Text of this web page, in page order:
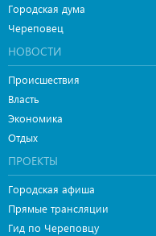
Городская дума
Череповец
НОВОСТИ
Происшествия
Власть
Экономика
Отдых
ПРОЕКТЫ
Городская афиша
Прямые трансляции
Гид по Череповцу